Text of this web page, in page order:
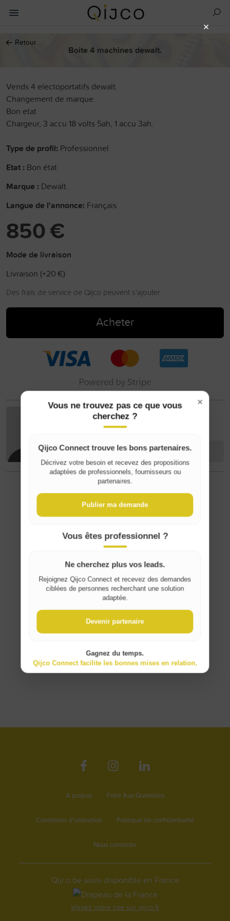
← Retour
Boite 4 machines dewalt.
Vends 4 electoportatifs dewalt.
Changement de marque.
Bon etat
Chargeur, 3 accu 18 volts 5ah, 1 accu 3ah.
Type de profil: Professionnel
Etat : Bon état
Marque : Dewalt.
Langue de l'annonce: Français
850 €
Mode de livraison
Livraison (+20 €)
Des frais de service de Qijco peuvent s'ajouter
Acheter
Loic L
Contacter
⚠️ Signaler un contenu inapproprié
A propos Foire Aux Questions
Conditions d'utilisation Politique de confidentialité
Nous contacter
Qijco.be aussi disponible en France
Visitez notre site sur qijco.fr
Where do you live?
Belgique / België
×
×
Vous ne trouvez pas ce que vous
cherchez ?
Qijco Connect trouve les bons partenaires.
Décrivez votre besoin et recevez des propositions
adaptées de professionnels, fournisseurs ou
partenaires.
Publier ma demande
Vous êtes professionnel ?
Ne cherchez plus vos leads.
Rejoignez Qijco Connect et recevez des demandes
ciblées de personnes recherchant une solution
adaptée.
Devenir partenaire
Gagnez du temps.
Qijco Connect facilite les bonnes mises en relation.